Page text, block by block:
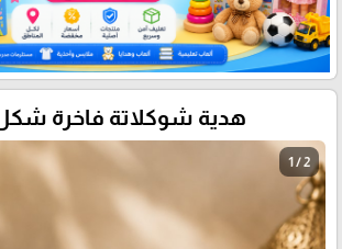
هدية شوكلاتة فاخرة
1 / 2